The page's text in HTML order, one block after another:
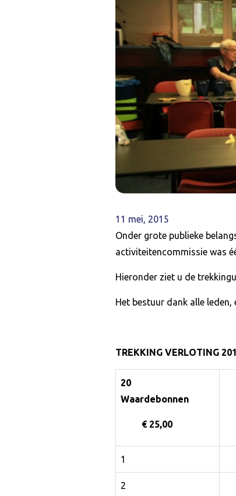
11 mei, 2015
Onder grote publieke
activiteitencommissie was
Hieronder ziet u de
Het bestuur dank alle
TREKKING VERLOTING
20
Waardebonnen
€ 25,00
1
2